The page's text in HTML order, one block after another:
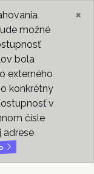
možné
bola
externého
konkrétny
v
čísle
adrese
×